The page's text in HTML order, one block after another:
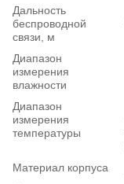
Дальность
беспроводной
связи, м
Диапазон
измерения
влажности
Диапазон
измерения
температуры
Материал корпуса